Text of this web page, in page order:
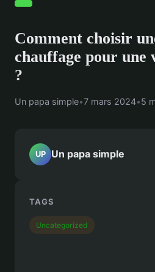
Comment choisir
chauffage pour une
?
Un papa simple•7 mars 2024•5
UP Un papa simple
TAGS
Uncategorized